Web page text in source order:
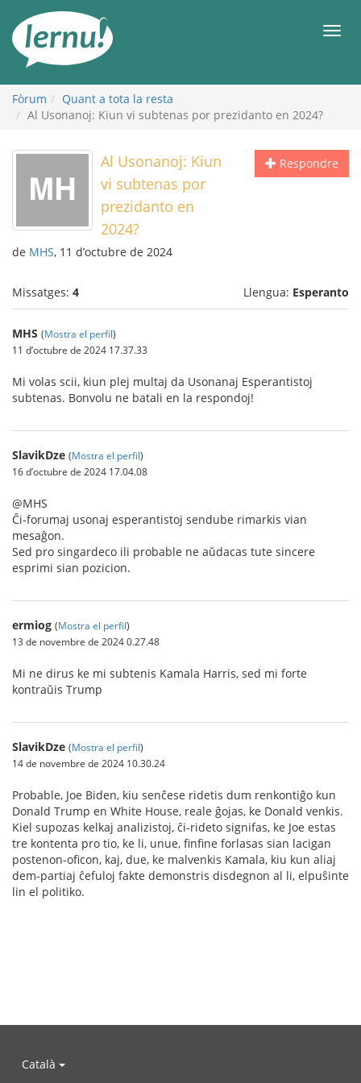
contingut
Fòrum
Quant a tota la resta
Al Usonanoj: Kiun vi subtenas por prezidanto en 2024?
Respondre
Al Usonanoj: Kiun
vi subtenas por
prezidanto en
2024?
de MHS, 11 d’octubre de 2024
Missatges: 4 Llengua: Esperanto
MHS (Mostra el perfil)
11 d’octubre de 2024 17.37.33
Mi volas scii, kiun plej multaj da Usonanaj Esperantistoj
subtenas. Bonvolu ne batali en la respondoj!
SlavikDze (Mostra el perfil)
16 d’octubre de 2024 17.04.08
@MHS
Ĉi-forumaj usonaj esperantistoj sendube rimarkis vian
mesaĝon.
Sed pro singardeco ili probable ne aŭdacas tute sincere
esprimi sian pozicion.
ermiog (Mostra el perfil)
13 de novembre de 2024 0.27.48
Mi ne dirus ke mi subtenis Kamala Harris, sed mi forte
kontraŭis Trump
SlavikDze (Mostra el perfil)
14 de novembre de 2024 10.30.24
Probable, Joe Biden, kiu senĉese ridetis dum renkontiĝo kun
Donald Trump en White House, reale ĝojas, ke Donald venkis.
Kiel supozas kelkaj analizistoj, ĉi-rideto signifas, ke Joe estas
tre kontenta pro tio, ke li, unue, finfine forlasas sian lacigan
postenon-oficon, kaj, due, ke malvenkis Kamala, kiu kun aliaj
dem-partiaj ĉefuloj fakte demonstris disdegnon al li, elpuŝinte
lin el politiko.
Català